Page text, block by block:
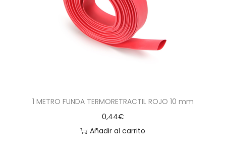
1 METRO FUNDA TERMORETRACTIL ROJO 10 mm
0,44€
Añadir al carrito